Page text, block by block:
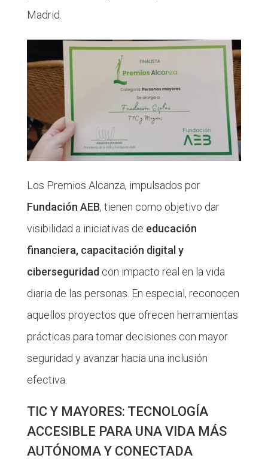
Madrid.
Los Premios Alcanza, impulsados por
Fundación AEB, tienen como objetivo dar
visibilidad a iniciativas de educación
financiera, capacitación digital y
ciberseguridadcon impacto real en la vida
diaria de las personas. En especial, reconocen
aquellos proyectos que ofrecen herramientas
prácticas para tomar decisiones con mayor
seguridad y avanzar hacia una inclusión
efectiva.
TIC Y MAYORES: TECNOLOGÍA
ACCESIBLE PARA UNA VIDA MÁS
AUTÓNOMA Y CONECTADA